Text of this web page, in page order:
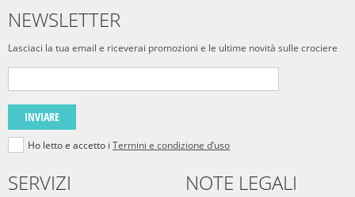
NEWSLETTER
Lasciaci la tua email e riceverai promozioni e le ultime novità sulle crociere
INVIARE
Ho letto e accetto i Termini e condizione d’uso
SERVIZI NOTE LEGALI